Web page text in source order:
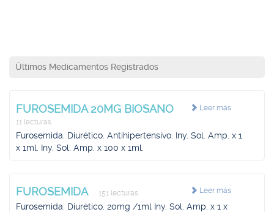
Últimos Medicamentos Registrados
Leer más
FUROSEMIDA 20MG BIOSANO
11 lecturas
Furosemida. Diurético. Antihipertensivo. Iny. Sol. Amp. x 1
x 1ml. Iny. Sol. Amp. x 100 x 1ml.
Leer más
FUROSEMIDA 151 lecturas
Furosemida. Diurético. 20mg /1ml Iny. Sol. Amp. x 1 x